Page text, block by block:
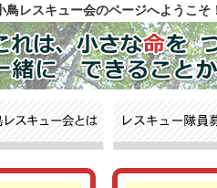
鳥レスキュー会のページへようこそ